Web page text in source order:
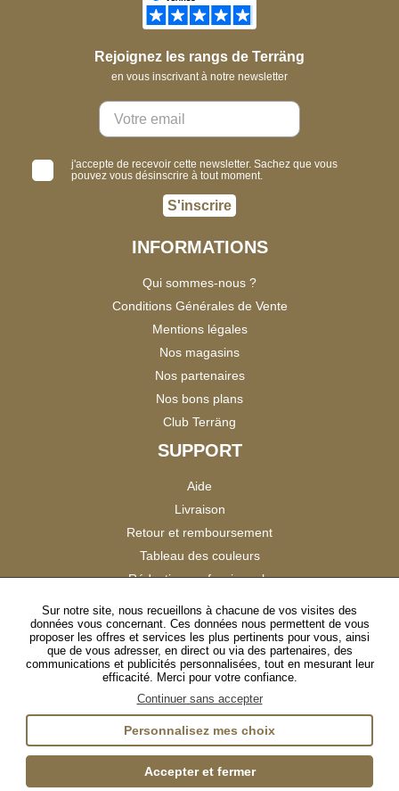
Rejoignez les rangs de Terräng
en vous inscrivant à notre newsletter
j'accepte de recevoir cette newsletter. Sachez que vous
pouvez vous désinscrire à tout moment.
S'inscrire
INFORMATIONS
Qui sommes-nous ?
Conditions Générales de Vente
Mentions légales
Nos magasins
Nos partenaires
Nos bons plans
Club Terräng
SUPPORT
Aide
Livraison
Retour et remboursement
Tableau des couleurs
Réduction professionnels
Satisfaction Clients
SUIVEZ-NOUS
InstagramTikTokFacebookYouTubeLinkedIn
Gestion des cookies
Sur notre site, nous recueillons à chacune de vos visites des
données vous concernant. Ces données nous permettent de vous
proposer les offres et services les plus pertinents pour vous, ainsi
que de vous adresser, en direct ou via des partenaires, des
communications et publicités personnalisées, tout en mesurant leur
efficacité. Merci pour votre confiance.
Continuer sans accepter
Personnalisez mes choix
Accepter et fermer